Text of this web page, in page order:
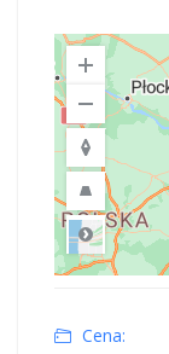
Road
Cena: